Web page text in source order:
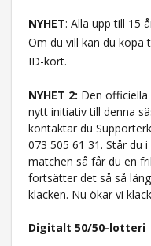
NYHET: Alla upp till 15
Om du vill kan du köpa
ID-kort.
NYHET 2: Den
nytt initiativ till denna
kontaktar du
073 505 61 31. Står du
matchen så får du en
fortsätter det så så
klacken. Nu ökar vi
Digitalt 50/50-lotteri